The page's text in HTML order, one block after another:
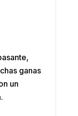
ganas
un